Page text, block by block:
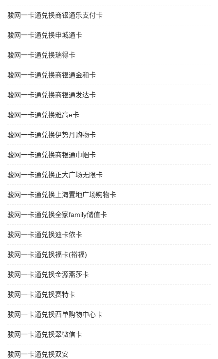
骏网一卡通兑换商银通乐支付卡
骏网一卡通兑换申城通卡
骏网一卡通兑换瑞得卡
骏网一卡通兑换商银通金和卡
骏网一卡通兑换商银通发达卡
骏网一卡通兑换雅高e卡
骏网一卡通兑换伊势丹购物卡
骏网一卡通兑换商银通巾帼卡
骏网一卡通兑换正大广场无限卡
骏网一卡通兑换上海置地广场购物卡
骏网一卡通兑换全家family储值卡
骏网一卡通兑换迪卡侬卡
骏网一卡通兑换福卡(裕福)
骏网一卡通兑换金源燕莎卡
骏网一卡通兑换赛特卡
骏网一卡通兑换西单购物中心卡
骏网一卡通兑换翠微信卡
骏网一卡通兑换双安